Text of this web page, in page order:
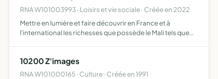
RNA W101003993 · Loisirs et vie sociale · Créée en 2022
Mettre en lumière et faire découvrir en France et à
l'international les richesses que possède le Mali tels que
10200 Z'images
RNA W101000165 · Culture · Créée en 1991